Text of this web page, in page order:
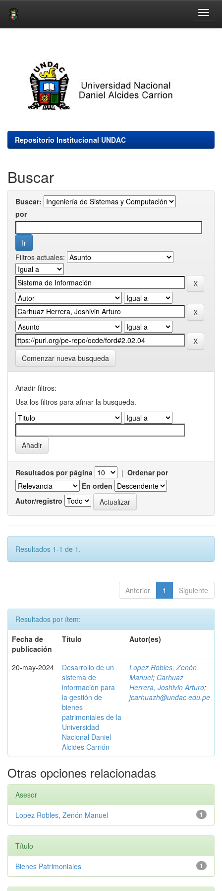
Repositorio Institucional UNDAC
Buscar
Buscar:
por
Filtros actuales:
Comenzar nueva busqueda
Añadir filtros:
Usa los filtros para afinar la busqueda.
Resultados por página | Ordenar por
En orden
Autor/registro
Resultados 1-1 de 1.
Anterior 1 Siguiente
Resultados por ítem:
Fecha de
publicación
Título Autor(es)
20-may-2024
Desarrollo de un
sistema de
información para
la gestión de
bienes
patrimoniales de la
Universidad
Nacional Daniel
Alcides Carrión
Lopez Robles, Zenón
Manuel; Carhuaz
Herrera, Joshivin Arturo;
jcarhuazh@undac.edu.pe
Otras opciones relacionadas
Asesor
1
Lopez Robles, Zenón Manuel
Título
1
Bienes Patrimoniales